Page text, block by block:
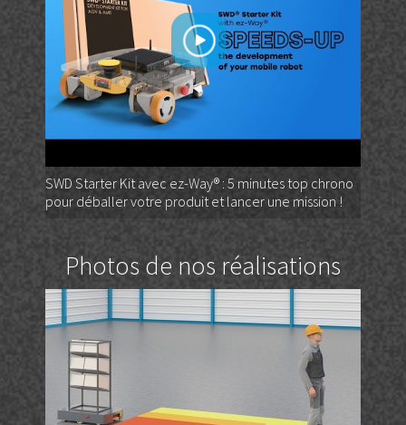
SWD Starter Kit avec ez-Way® : 5 minutes top chrono
pour déballer votre produit et lancer une mission !
Photos de nos réalisations